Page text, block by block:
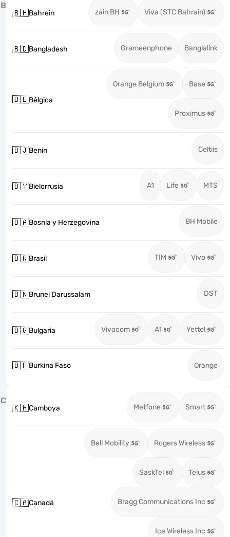
B
🇧🇭Bahrein zain BH Viva (STC Bahrain)
🇧🇩Bangladesh Grameenphone Banglalink
🇧🇪Bélgica
Orange Belgium Base
Proximus
🇧🇯Benin Celtiis
🇧🇾Bielorrusia A1 Life MTS
🇧🇦Bosnia y Herzegovina BH Mobile
🇧🇷Brasil TIM Vivo
🇧🇳Brunei Darussalam DST
🇧🇬Bulgaria Vivacom A1 Yettel
🇧🇫Burkina Faso Orange
C
🇰🇭Camboya Metfone Smart
🇨🇦Canadá
Bell Mobility Rogers Wireless
SaskTel Telus
Bragg Communications Inc
Ice Wireless Inc